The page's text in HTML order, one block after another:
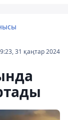
31 қаңтар 2024